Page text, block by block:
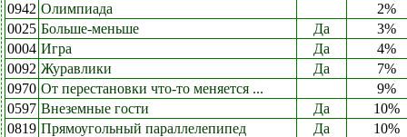
0942 Олимпиада
2%
0025 Больше-меньше Да
3%
0004 Игра Да
4%
0092 Журавлики Да
7%
0970 От перестановки что-то меняется ...
9%
0597 Внеземные гости Да
10%
0819 Прямоугольный параллелепипед Да
10%